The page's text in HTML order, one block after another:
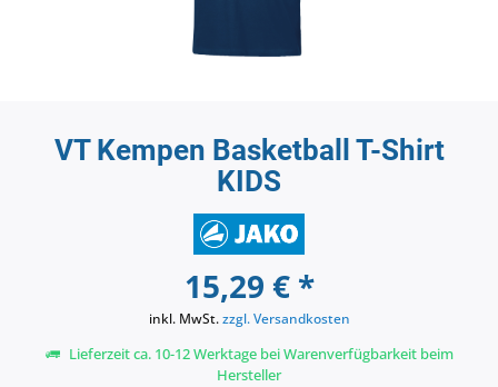
VT Kempen Basketball T-Shirt
KIDS
15,29 € *
inkl. MwSt.zzgl. Versandkosten
Lieferzeit ca. 10-12 Werktage bei Warenverfügbarkeit beim
Hersteller